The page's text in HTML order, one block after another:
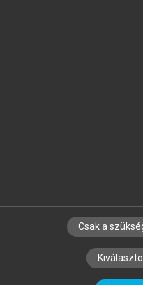
SZERZŐKNEK
SZERKESZTÉSI ÉS
Csak a